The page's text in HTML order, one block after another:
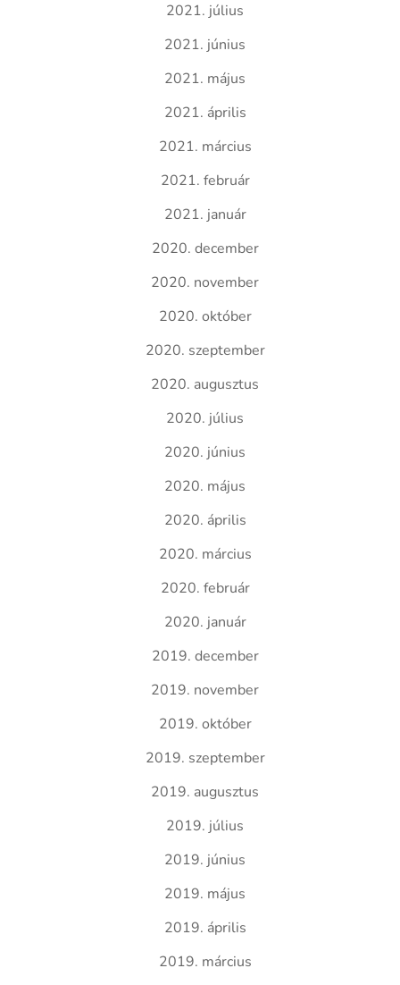
2021. július
2021. június
2021. május
2021. április
2021. március
2021. február
2021. január
2020. december
2020. november
2020. október
2020. szeptember
2020. augusztus
2020. július
2020. június
2020. május
2020. április
2020. március
2020. február
2020. január
2019. december
2019. november
2019. október
2019. szeptember
2019. augusztus
2019. július
2019. június
2019. május
2019. április
2019. március